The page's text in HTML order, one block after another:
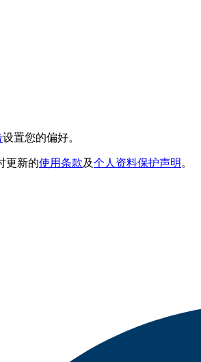
设置您的偏好。
更新的使用条款及个人资料保护声明 。